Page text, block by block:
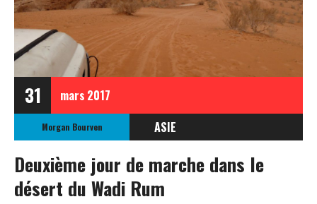
31 mars 2017
Morgan Bourven
ASIE
JORDANIE
Deuxième jour de marche dans le
désert du Wadi Rum